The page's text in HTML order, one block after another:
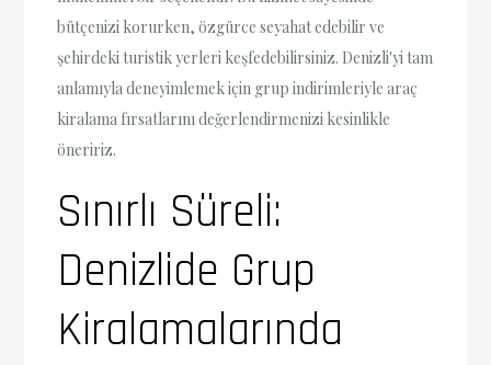
bütçenizi korurken, özgürce seyahat edebilir ve
şehirdeki turistik yerleri keşfedebilirsiniz. Denizli'yi tam
anlamıyla deneyimlemek için grup indirimleriyle araç
kiralama fırsatlarını değerlendirmenizi kesinlikle
öneririz.
Sınırlı Süreli:
Denizlide Grup
Kiralamalarında